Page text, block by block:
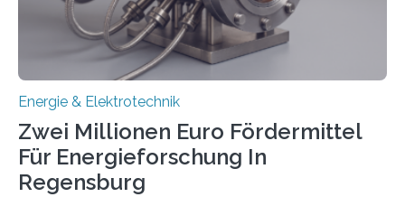
Gesetz (EEG) sind Netzbetreiber…
Energie & Elektrotechnik
Zwei Millionen Euro Fördermittel
Für Energieforschung In
Regensburg